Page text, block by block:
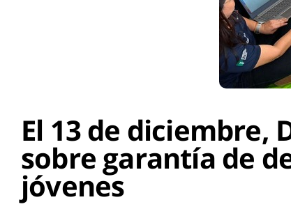
El 13 de
sobre garantía de
jóvenes